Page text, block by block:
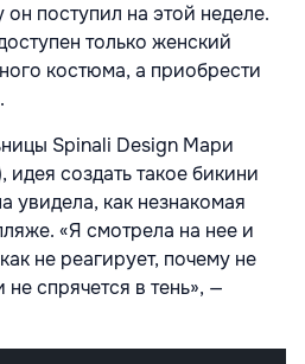
поступил на этой неделе.
только женский
костюма, а приобрести
Spinali Design Мари
создать такое бикини
увидела, как незнакомая
«Я смотрела на нее и
не реагирует, почему не
спрячется в тень», —